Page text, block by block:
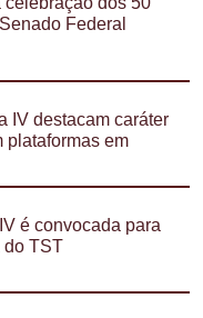
Federal
IV destacam caráter
plataformas em
é convocada para
do TST